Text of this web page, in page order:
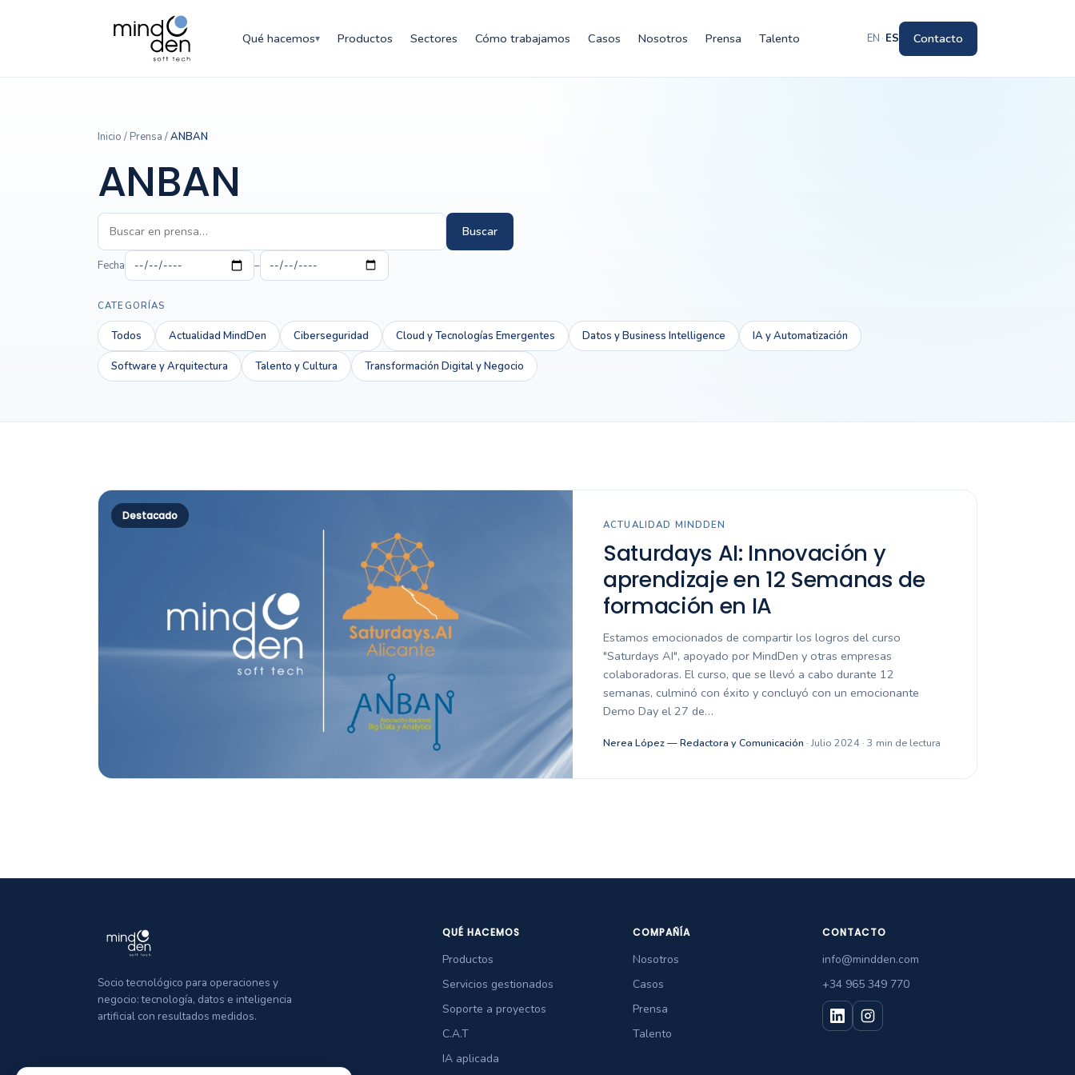
Qué hacemos▾ Productos Sectores Cómo trabajamos Casos Nosotros Prensa Talento EN · ES Contacto
Inicio / Prensa /ANBAN
ANBAN
Buscar
Fecha –
CATEGORÍAS
Todos Actualidad MindDen Ciberseguridad Cloud y Tecnologías Emergentes Datos y Business Intelligence IA y Automatización
Software y Arquitectura Talento y Cultura Transformación Digital y Negocio
Destacado
ACTUALIDAD MINDDEN
Saturdays AI: Innovación y
aprendizaje en 12 Semanas de
formación en IA
Estamos emocionados de compartir los logros del curso
"Saturdays AI", apoyado por MindDen y otras empresas
colaboradoras. El curso, que se llevó a cabo durante 12
semanas, culminó con éxito y concluyó con un emocionante
Demo Day el 27 de…
Nerea López — Redactora y Comunicación · Julio 2024 · 3 min de lectura
Socio tecnológico para operaciones y
negocio: tecnología, datos e inteligencia
artificial con resultados medidos.
QUÉ HACEMOS
Productos
Servicios gestionados
Soporte a proyectos
C.A.T
IA aplicada
COMPAÑÍA
Nosotros
Casos
Prensa
Talento
CONTACTO
info@mindden.com
+34 965 349 770